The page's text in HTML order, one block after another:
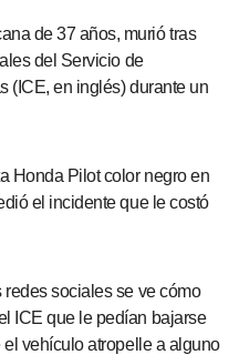
de 37 años, murió tras
del Servicio de
(ICE, en inglés) durante un
Honda Pilot color negro en
el incidente que le costó
sociales se ve cómo
ICE que le pedían bajarse
vehículo atropelle a alguno